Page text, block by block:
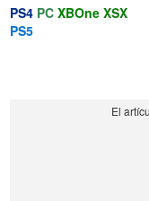
PS4 PC XBOne XSX
PS5